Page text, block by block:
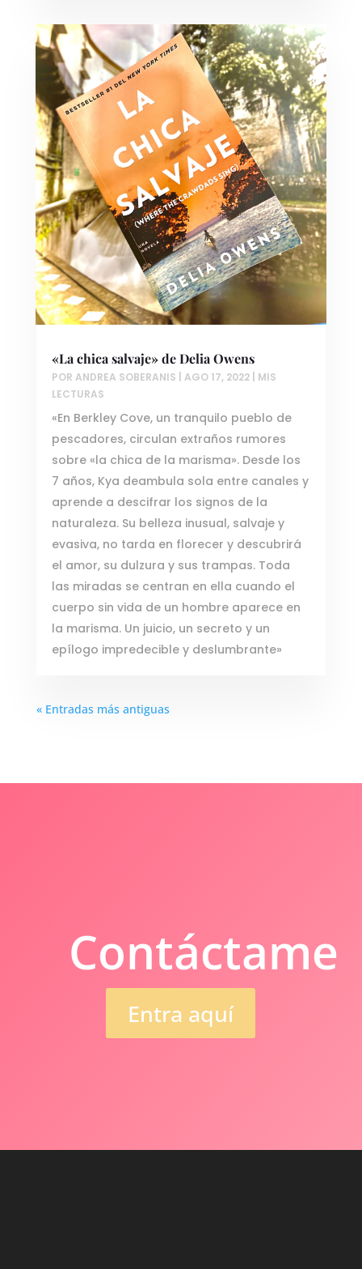
«La chica salvaje» de Delia Owens
POR ANDREA SOBERANIS AGO 17, 2022| MIS
LECTURAS
«En Berkley Cove, un tranquilo pueblo de
pescadores, circulan extraños rumores
sobre «la chica de la marisma». Desde los
7 años, Kya deambula sola entre canales y
aprende a descifrar los signos de la
naturaleza. Su belleza inusual, salvaje y
evasiva, no tarda en florecer y descubrirá
el amor, su dulzura y sus trampas. Toda
las miradas se centran en ella cuando el
cuerpo sin vida de un hombre aparece en
la marisma. Un juicio, un secreto y un
epílogo impredecible y deslumbrante»
« Entradas más antiguas
Contáctame
Entra aquí